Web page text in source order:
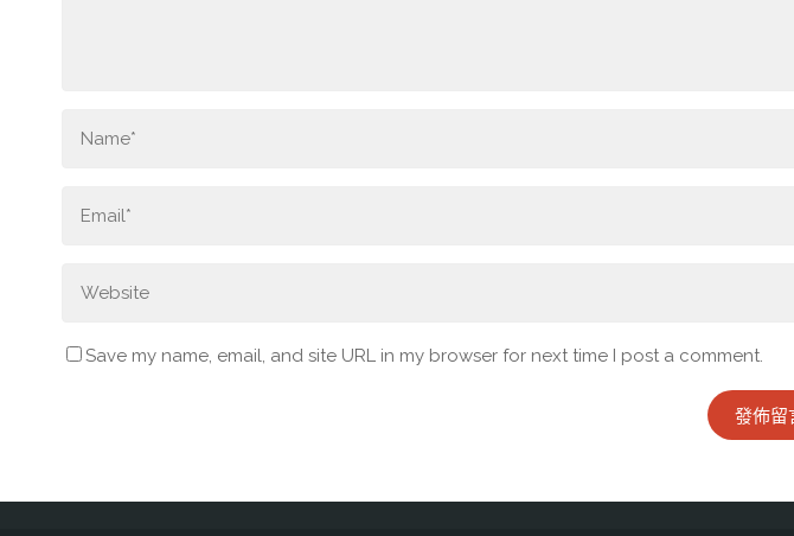
Save my name, email, and site URL in my browser for next time I post a comment.